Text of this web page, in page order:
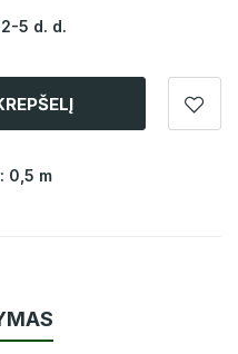
5 d. d.
0,5 m